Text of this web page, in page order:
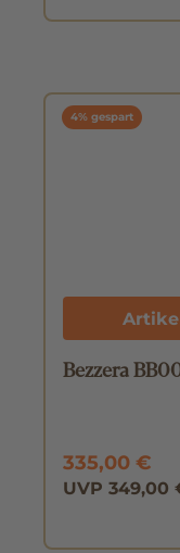
4% gespart
Bezzera
335,00 €
UVP 349,00